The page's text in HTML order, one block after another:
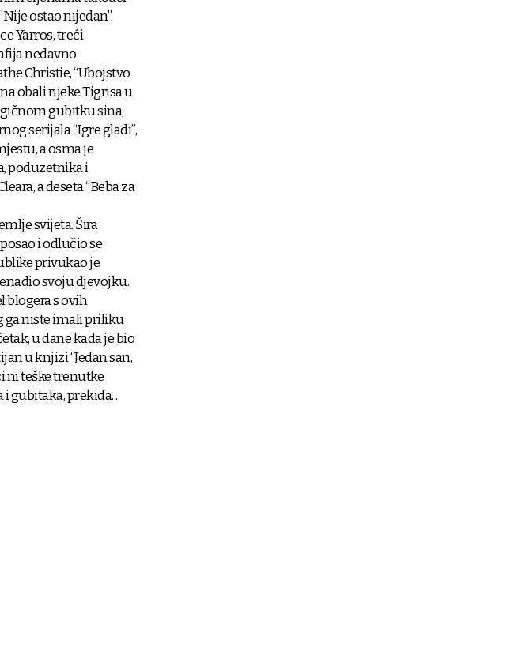
ostao nijedan”.
Yarros, treći
nedavno
Christie, “Ubojstvo
obali rijeke Tigrisa u
gubitku sina,
serijala “Igre gladi”,
a osma je
poduzetnika i
a deseta “Beba za
svijeta. Šira
i odlučio se
privukao je
svoju djevojku.
blogera s ovih
ga niste imali priliku
u dane kada je bio
u knjizi “Jedan san,
ni teške trenutke
gubitaka, prekida...